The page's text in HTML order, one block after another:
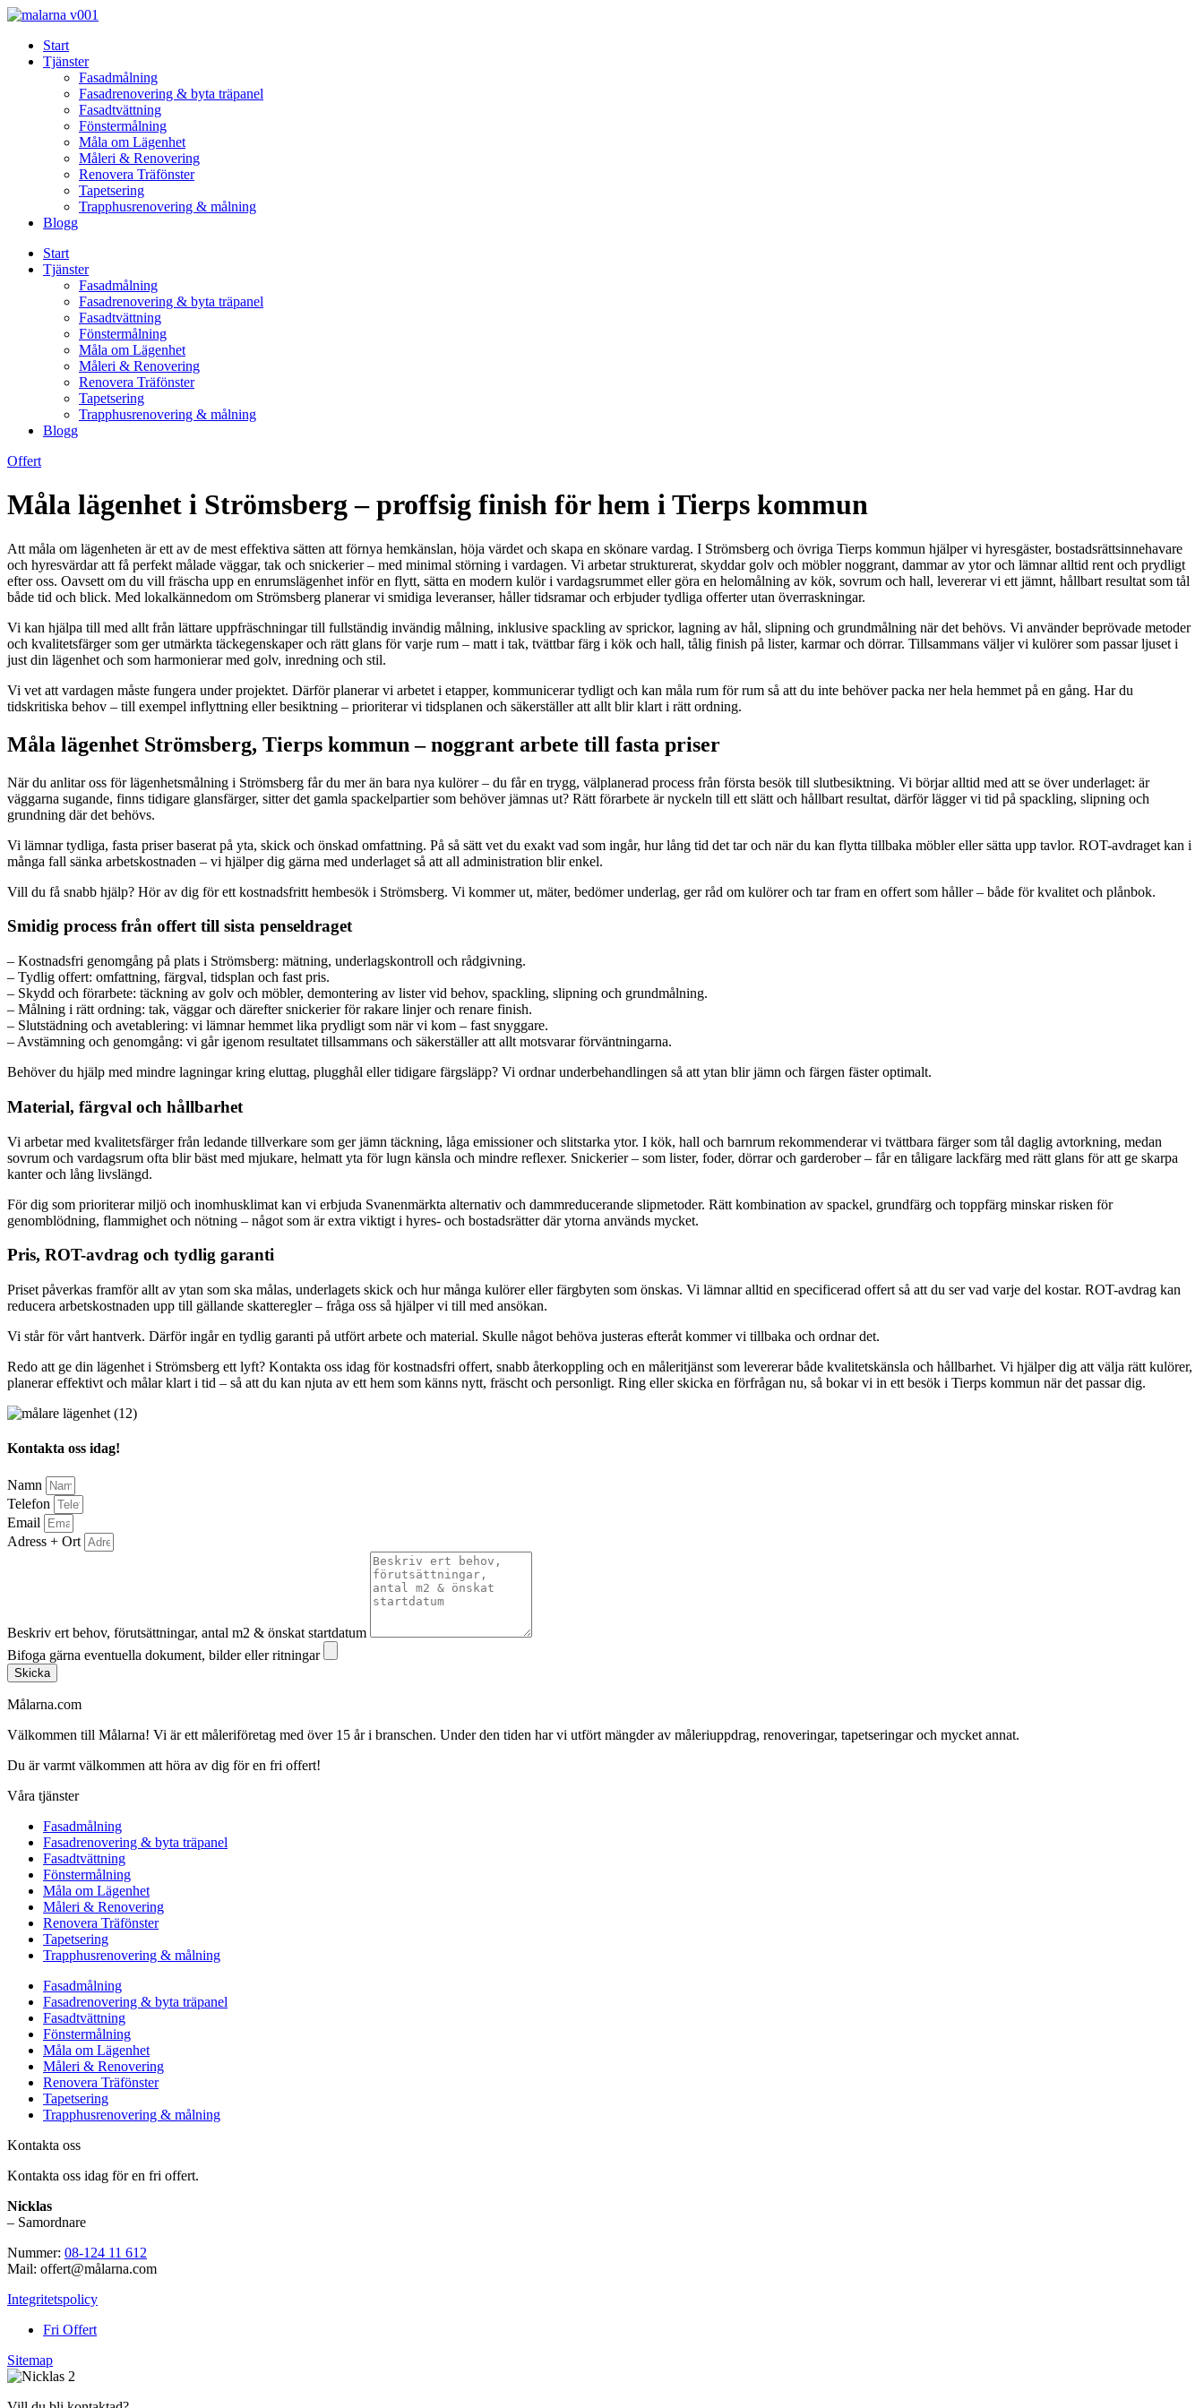
Skip
contentStart
Tjänster
Fasadmålning
Fasadrenovering & byta träpanel
Fasadtvättning
Fönstermålning
Måla om Lägenhet
Måleri & Renovering
Renovera Träfönster
Tapetsering
Trapphusrenovering & målning
Blogg
Start
Tjänster
Fasadmålning
Fasadrenovering & byta träpanel
Fasadtvättning
Fönstermålning
Måla om Lägenhet
Måleri & Renovering
Renovera Träfönster
Tapetsering
Trapphusrenovering & målning
Blogg
Offert
Måla lägenhet i Strömsberg – proffsig finish för hem i Tierps kommun
Att måla om lägenheten är ett av de mest effektiva sätten att förnya hemkänslan, höja värdet och skapa en skönare vardag. I Strömsberg och övriga Tierps kommun hjälper vi hyresgäster, bostadsrättsinnehavare
och hyresvärdar att få perfekt målade väggar, tak och snickerier – med minimal störning i vardagen. Vi arbetar strukturerat, skyddar golv och möbler noggrant, dammar av ytor och lämnar alltid rent och prydligt
efter oss. Oavsett om du vill fräscha upp en enrumslägenhet inför en flytt, sätta en modern kulör i vardagsrummet eller göra en helomålning av kök, sovrum och hall, levererar vi ett jämnt, hållbart resultat som tål
både tid och blick. Med lokalkännedom om Strömsberg planerar vi smidiga leveranser, håller tidsramar och erbjuder tydliga offerter utan överraskningar.
Vi kan hjälpa till med allt från lättare uppfräschningar till fullständig invändig målning, inklusive spackling av sprickor, lagning av hål, slipning och grundmålning när det behövs. Vi använder beprövade metoder
och kvalitetsfärger som ger utmärkta täckegenskaper och rätt glans för varje rum – matt i tak, tvättbar färg i kök och hall, tålig finish på lister, karmar och dörrar. Tillsammans väljer vi kulörer som passar ljuset i
just din lägenhet och som harmonierar med golv, inredning och stil.
Vi vet att vardagen måste fungera under projektet. Därför planerar vi arbetet i etapper, kommunicerar tydligt och kan måla rum för rum så att du inte behöver packa ner hela hemmet på en gång. Har du
tidskritiska behov – till exempel inflyttning eller besiktning – prioriterar vi tidsplanen och säkerställer att allt blir klart i rätt ordning.
Måla lägenhet Strömsberg, Tierps kommun – noggrant arbete till fasta priser
När du anlitar oss för lägenhetsmålning i Strömsberg får du mer än bara nya kulörer – du får en trygg, välplanerad process från första besök till slutbesiktning. Vi börjar alltid med att se över underlaget: är
väggarna sugande, finns tidigare glansfärger, sitter det gamla spackelpartier som behöver jämnas ut? Rätt förarbete är nyckeln till ett slätt och hållbart resultat, därför lägger vi tid på spackling, slipning och
grundning där det behövs.
Vi lämnar tydliga, fasta priser baserat på yta, skick och önskad omfattning. På så sätt vet du exakt vad som ingår, hur lång tid det tar och när du kan flytta tillbaka möbler eller sätta upp tavlor. ROT-avdraget kan i
många fall sänka arbetskostnaden – vi hjälper dig gärna med underlaget så att all administration blir enkel.
Vill du få snabb hjälp? Hör av dig för ett kostnadsfritt hembesök i Strömsberg. Vi kommer ut, mäter, bedömer underlag, ger råd om kulörer och tar fram en offert som håller – både för kvalitet och plånbok.
Smidig process från offert till sista penseldraget
– Kostnadsfri genomgång på plats i Strömsberg: mätning, underlagskontroll och rådgivning.
– Tydlig offert: omfattning, färgval, tidsplan och fast pris.
– Skydd och förarbete: täckning av golv och möbler, demontering av lister vid behov, spackling, slipning och grundmålning.
– Målning i rätt ordning: tak, väggar och därefter snickerier för rakare linjer och renare finish.
– Slutstädning och avetablering: vi lämnar hemmet lika prydligt som när vi kom – fast snyggare.
– Avstämning och genomgång: vi går igenom resultatet tillsammans och säkerställer att allt motsvarar förväntningarna.
Behöver du hjälp med mindre lagningar kring eluttag, plugghål eller tidigare färgsläpp? Vi ordnar underbehandlingen så att ytan blir jämn och färgen fäster optimalt.
Material, färgval och hållbarhet
Vi arbetar med kvalitetsfärger från ledande tillverkare som ger jämn täckning, låga emissioner och slitstarka ytor. I kök, hall och barnrum rekommenderar vi tvättbara färger som tål daglig avtorkning, medan
sovrum och vardagsrum ofta blir bäst med mjukare, helmatt yta för lugn känsla och mindre reflexer. Snickerier – som lister, foder, dörrar och garderober – får en tåligare lackfärg med rätt glans för att ge skarpa
kanter och lång livslängd.
För dig som prioriterar miljö och inomhusklimat kan vi erbjuda Svanenmärkta alternativ och dammreducerande slipmetoder. Rätt kombination av spackel, grundfärg och toppfärg minskar risken för
genomblödning, flammighet och nötning – något som är extra viktigt i hyres- och bostadsrätter där ytorna används mycket.
Pris, ROT-avdrag och tydlig garanti
Priset påverkas framför allt av ytan som ska målas, underlagets skick och hur många kulörer eller färgbyten som önskas. Vi lämnar alltid en specificerad offert så att du ser vad varje del kostar. ROT-avdrag kan
reducera arbetskostnaden upp till gällande skatteregler – fråga oss så hjälper vi till med ansökan.
Vi står för vårt hantverk. Därför ingår en tydlig garanti på utfört arbete och material. Skulle något behöva justeras efteråt kommer vi tillbaka och ordnar det.
Redo att ge din lägenhet i Strömsberg ett lyft? Kontakta oss idag för kostnadsfri offert, snabb återkoppling och en måleritjänst som levererar både kvalitetskänsla och hållbarhet. Vi hjälper dig att välja rätt kulörer,
planerar effektivt och målar klart i tid – så att du kan njuta av ett hem som känns nytt, fräscht och personligt. Ring eller skicka en förfrågan nu, så bokar vi in ett besök i Tierps kommun när det passar dig.
Kontakta oss idag!
Namn
Telefon
Email
Adress + Ort
Beskriv ert behov, förutsättningar, antal m2 & önskat startdatum
Bifoga gärna eventuella dokument, bilder eller ritningar
Skicka
Målarna.com
Välkommen till Målarna! Vi är ett måleriföretag med över 15 år i branschen. Under den tiden har vi utfört mängder av måleriuppdrag, renoveringar, tapetseringar och mycket annat.
Du är varmt välkommen att höra av dig för en fri offert!
Våra tjänster
Fasadmålning
Fasadrenovering & byta träpanel
Fasadtvättning
Fönstermålning
Måla om Lägenhet
Måleri & Renovering
Renovera Träfönster
Tapetsering
Trapphusrenovering & målning
Fasadmålning
Fasadrenovering & byta träpanel
Fasadtvättning
Fönstermålning
Måla om Lägenhet
Måleri & Renovering
Renovera Träfönster
Tapetsering
Trapphusrenovering & målning
Kontakta oss
Kontakta oss idag för en fri offert.
Nicklas
– Samordnare
Nummer: 08-124 11 612
Mail: offert@målarna.com
Integritetspolicy
Fri Offert
Sitemap